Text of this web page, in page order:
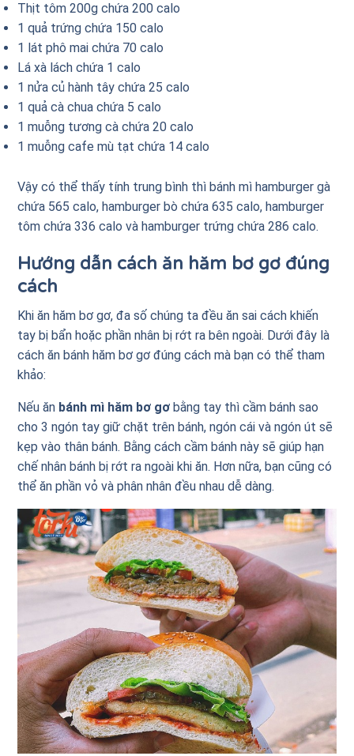
Thịt tôm 200g chứa 200 calo
1 quả trứng chứa 150 calo
1 lát phô mai chứa 70 calo
Lá xà lách chứa 1 calo
1 nửa củ hành tây chứa 25 calo
1 quả cà chua chứa 5 calo
1 muỗng tương cà chứa 20 calo
1 muỗng cafe mù tạt chứa 14 calo
Vậy có thể thấy tính trung bình thì bánh mì hamburger gà
chứa 565 calo, hamburger bò chứa 635 calo, hamburger
tôm chứa 336 calo và hamburger trứng chứa 286 calo.
Hướng dẫn cách ăn hăm bơ gơ đúng
cách
Khi ăn hăm bơ gơ, đa số chúng ta đều ăn sai cách khiến
tay bị bẩn hoặc phần nhân bị rớt ra bên ngoài. Dưới đây là
cách ăn bánh hăm bơ gơ đúng cách mà bạn có thể tham
khảo:
Nếu ăn bánh mì hăm bơ gơ bằng tay thì cầm bánh sao
cho 3 ngón tay giữ chặt trên bánh, ngón cái và ngón út sẽ
kẹp vào thân bánh. Bằng cách cầm bánh này sẽ giúp hạn
chế nhân bánh bị rớt ra ngoài khi ăn. Hơn nữa, bạn cũng có
thể ăn phần vỏ và phân nhân đều nhau dễ dàng.